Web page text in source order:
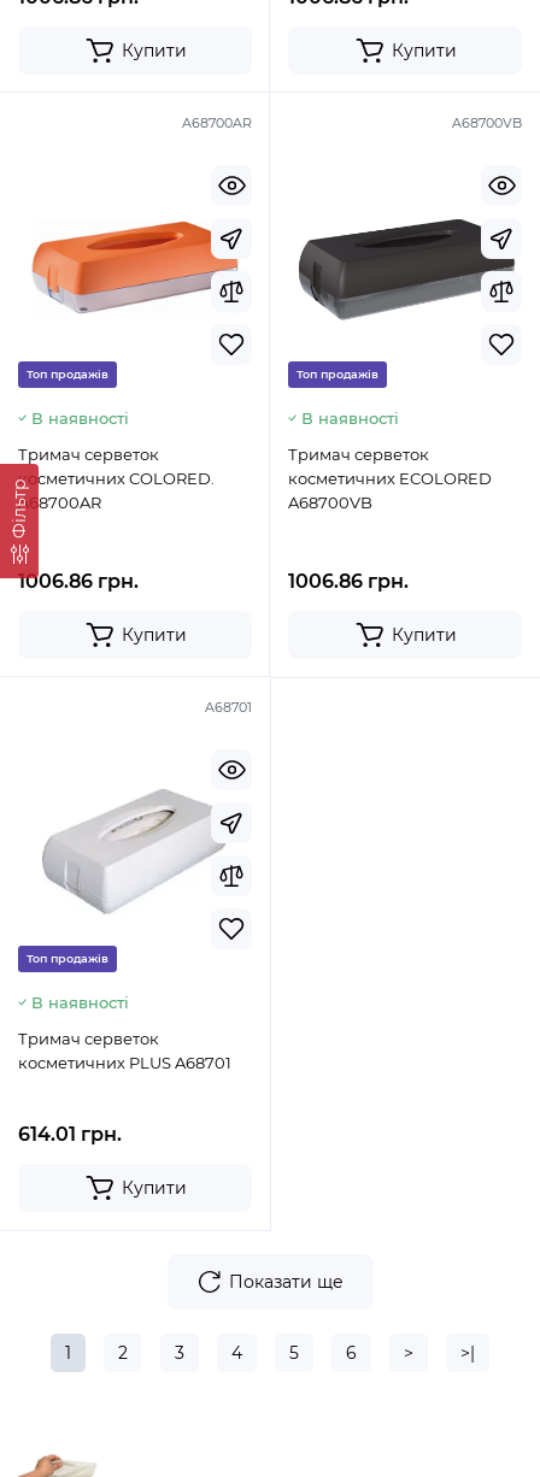
Фільтр
Купити Купити
A68700AR
Топ продажів
В наявності
Тримач серветок
косметичних COLORED.
A68700AR
1006.86 грн.
Купити
A68700VB
Топ продажів
В наявності
Тримач серветок
косметичних ECOLORED
A68700VB
1006.86 грн.
Купити
A68701
Топ продажів
В наявності
Тримач серветок
косметичних PLUS A68701
614.01 грн.
Купити
Показати ще
1 2 3 4 5 6 > >|